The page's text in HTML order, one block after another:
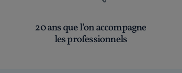
20 ans que l’on accompagne
les professionnels